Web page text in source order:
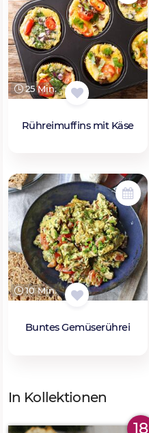
25 Min.
Rühreimuffins mit Käse
10 Min.
Buntes Gemüserührei
In Kollektionen
18